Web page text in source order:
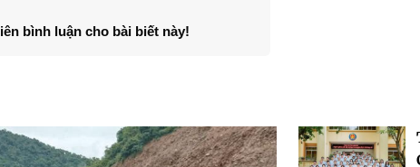
bình luận cho bài biết này!